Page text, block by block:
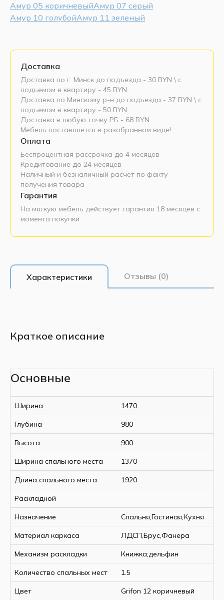
Амур 05 коричневыйАмур 07 серый
Амур 10 голубойАмур 11 зеленый
Доставка
Доставка по г. Минск до подъезда - 30 BYN \ c
подъемом в квартиру - 45 BYN
Доставка по Минскому р-н до подъезда - 37 BYN \ c
подъемом в квартиру - 50 BYN
Доставка в любую точку РБ - 68 BYN
Мебель поставляется в разобранном виде!
Оплата
Беспроцентная рассрочка до 4 месяцев
Кредитование до 24 месяцев
Наличный и безналичный расчет по факту
получения товара
Гарантия
На мягкую мебель действует гарантия 18 месяцев с
момента покупки
Характеристики Отзывы (0)
Краткое описание
Основные
Ширина 1470
Глубина 980
Высота 900
Ширина спального места 1370
Длина спального места 1920
Раскладной
Назначение Спальня,Гостиная,Кухня
Материал каркаса ЛДСП,Брус,Фанера
Механизм раскладки Книжка;дельфин
Количество спальных мест 1.5
Цвет Grifon 12 коричневый